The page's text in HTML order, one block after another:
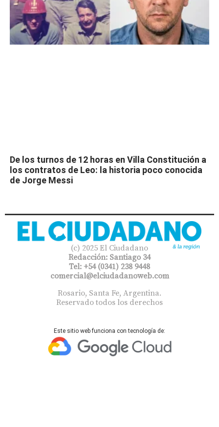
De los turnos de 12 horas en Villa Constitución a
los contratos de Leo: la historia poco conocida
de Jorge Messi
(c) 2025 El Ciudadano
Redacción: Santiago 34
Tel: +54 (0341) 238 9448
comercial@elciudadanoweb.com​
Rosario, Santa Fe, Argentina.
Reservado todos los derechos
Este sitio web funciona con tecnología de: